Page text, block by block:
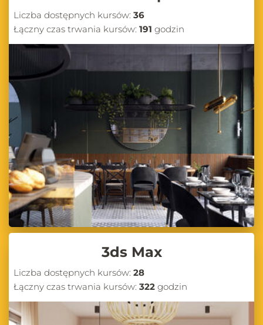
Liczba dostępnych kursów: 36
Łączny czas trwania kursów: 191 godzin
3ds Max
Liczba dostępnych kursów: 28
Łączny czas trwania kursów: 322 godzin